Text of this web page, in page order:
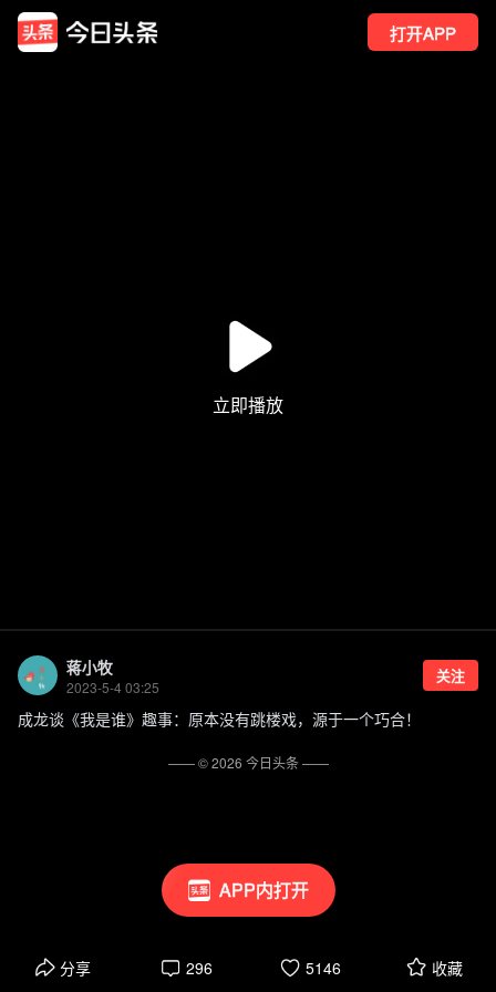
打开APP
APP内打开
蒋小牧
2023-5-4 03:25
关注
成龙谈《我是谁》趣事：原本没有跳楼戏，源于一个巧合！
分享 296 5146 收藏
—— ©2026 今日头条——